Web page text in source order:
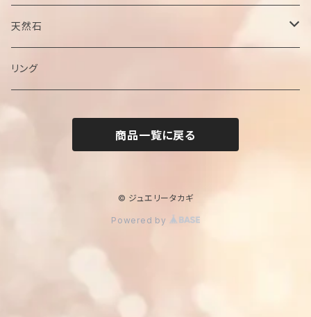
チェーン
ペンダントトップ
天然石
ブラックオパール
サファイア
リング
商品一覧に戻る
© ジュエリータカギ
Powered by